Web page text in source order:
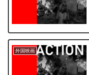
外国映画